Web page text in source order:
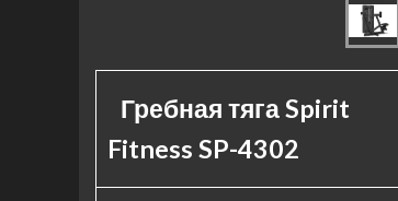
Гребная тяга Spirit
Fitness SP-4302